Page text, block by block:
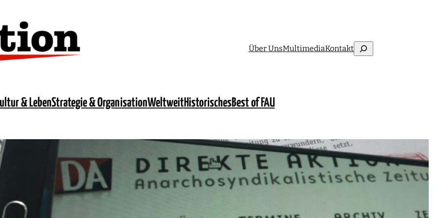
Über UnsMultimediaKontaktSuchen
& LebenStrategie & OrganisationWeltweitHistorischesBest of FAU